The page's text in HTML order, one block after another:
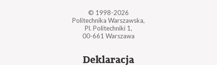
© 1998-2026
Politechnika Warszawska,
Pl. Politechniki 1,
00-661 Warszawa
Deklaracja